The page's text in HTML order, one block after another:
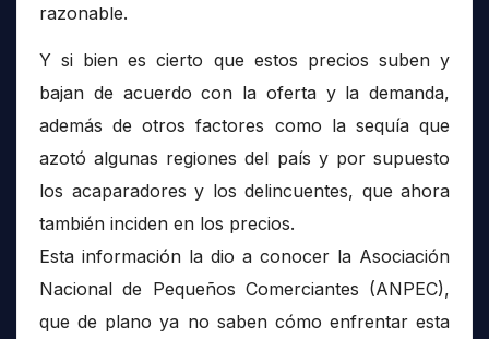
razonable.
Y si bien es cierto que estos precios suben y
bajan de acuerdo con la oferta y la demanda,
además de otros factores como la sequía que
azotó algunas regiones del país y por supuesto
los acaparadores y los delincuentes, que ahora
también inciden en los precios.
Esta información la dio a conocer la Asociación
Nacional de Pequeños Comerciantes (ANPEC),
que de plano ya no saben cómo enfrentar esta